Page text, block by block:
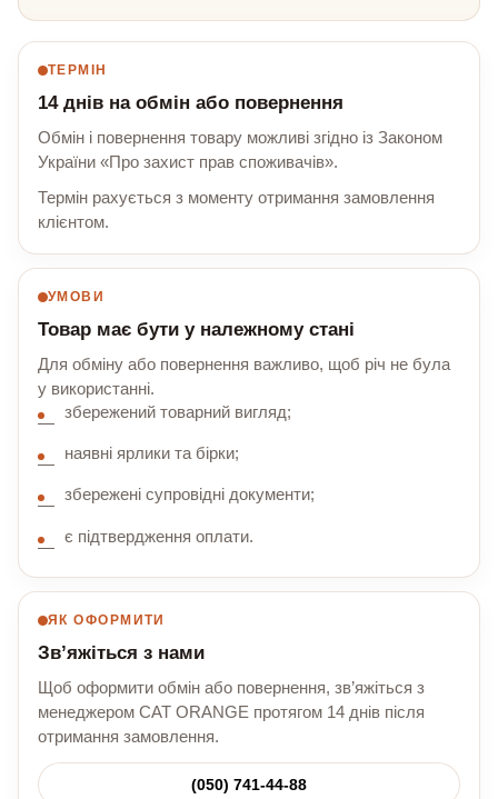
ТЕРМІН
14 днів на обмін або повернення
Обмін і повернення товару можливі згідно із Законом
України «Про захист прав споживачів».
Термін рахується з моменту отримання замовлення
клієнтом.
УМОВИ
Товар має бути у належному стані
Для обміну або повернення важливо, щоб річ не була
у використанні.
збережений товарний вигляд;
наявні ярлики та бірки;
збережені супровідні документи;
є підтвердження оплати.
ЯК ОФОРМИТИ
Зв’яжіться з нами
Щоб оформити обмін або повернення, зв’яжіться з
менеджером CAT ORANGE протягом 14 днів після
отримання замовлення.
(050) 741-44-88